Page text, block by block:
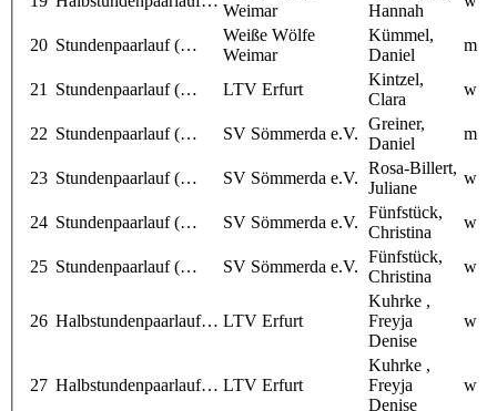
Weimar
Hannah
20 Stundenpaarlauf (…
Weiße Wölfe
Weimar
Kümmel,
Daniel
m
21 Stundenpaarlauf (… LTV Erfurt
Kintzel,
Clara
w
22 Stundenpaarlauf (… SV Sömmerda e.V.
Greiner,
Daniel
m
23 Stundenpaarlauf (… SV Sömmerda e.V.
Rosa-Billert,
Juliane
w
24 Stundenpaarlauf (… SV Sömmerda e.V.
Fünfstück,
Christina
w
25 Stundenpaarlauf (… SV Sömmerda e.V.
Fünfstück,
Christina
w
26 Halbstundenpaarlauf… LTV Erfurt
Kuhrke ,
Freyja
Denise
w
27 Halbstundenpaarlauf… LTV Erfurt
Kuhrke ,
Freyja
Denise
w